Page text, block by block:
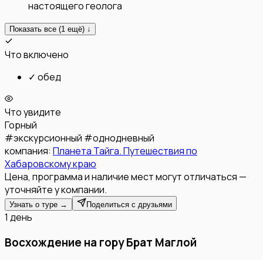
настоящего геолога
Показать все (1 ещё) ↓
Что включено
✓ обед
Что увидите
Горный
#экскурсионный #однодневный
компания: Планета Тайга. Путешествия по
Хабаровскому краю
Цена, программа и наличие мест могут отличаться —
уточняйте у компании.
Узнать о туре → Поделиться с друзьями
1 день
Восхождение на гору Брат Маглой